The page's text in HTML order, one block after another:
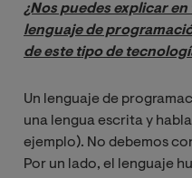
¿Nos puedes explicar
lenguaje de
de este tipo de
Un lenguaje de
una lengua escrita y
ejemplo). No debemos
Por un lado, el lenguaje